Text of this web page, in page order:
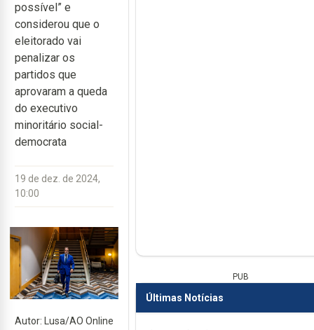
possível” e
considerou que o
eleitorado vai
penalizar os
partidos que
aprovaram a queda
do executivo
minoritário social-
democrata
19 de dez. de 2024,
10:00
Autor: Lusa/AO Online
PUB
Últimas Notícias